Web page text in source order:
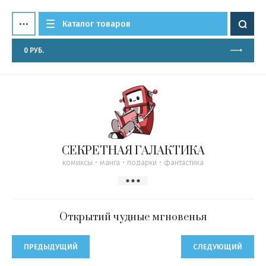
Каталог товаров
0 РУБ.
СЕКРЕТНАЯ ГАЛАКТИКА
комиксы • манга • подарки • фантастика
Открытий чудные мгновенья
ПРЕДЫДУЩИЙ СЛЕДУЮЩИЙ